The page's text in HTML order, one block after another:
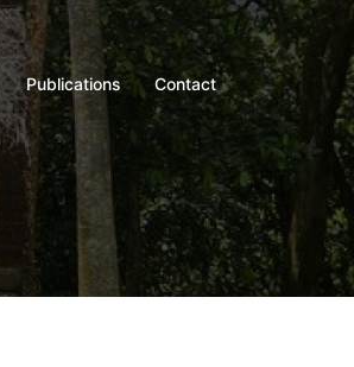
Publications Contact